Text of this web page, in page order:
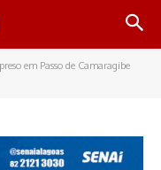
em Passo de Camaragibe